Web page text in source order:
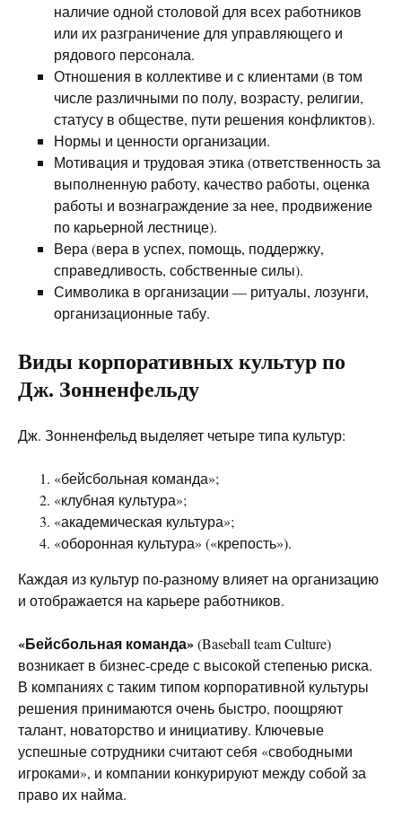
наличие одной столовой для всех работников
или их разграничение для управляющего и
рядового персонала.
Отношения в коллективе и с клиентами (в том
числе различными по полу, возрасту, религии,
статусу в обществе, пути решения конфликтов).
Нормы и ценности организации.
Мотивация и трудовая этика (ответственность за
выполненную работу, качество работы, оценка
работы и вознаграждение за нее, продвижение
по карьерной лестнице).
Вера (вера в успех, помощь, поддержку,
справедливость, собственные силы).
Символика в организации — ритуалы, лозунги,
организационные табу.
Виды корпоративных культур по
Дж. Зонненфельду
Дж. Зонненфельд выделяет четыре типа культур:
«бейсбольная команда»;
«клубная культура»;
«академическая культура»;
«оборонная культура» («крепость»).
Каждая из культур по-разному влияет на организацию
и отображается на карьере работников.
«Бейсбольная команда»(Baseball team Culture)
возникает в бизнес-среде с высокой степенью риска.
В компаниях с таким типом корпоративной культуры
решения принимаются очень быстро, поощряют
талант, новаторство и инициативу. Ключевые
успешные сотрудники считают себя «свободными
игроками», и компании конкурируют между собой за
право их найма.